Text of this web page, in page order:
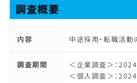
調査概要
内容 中途採用・転職活動
調査期間
＜企業調査＞：
＜個人調査＞：